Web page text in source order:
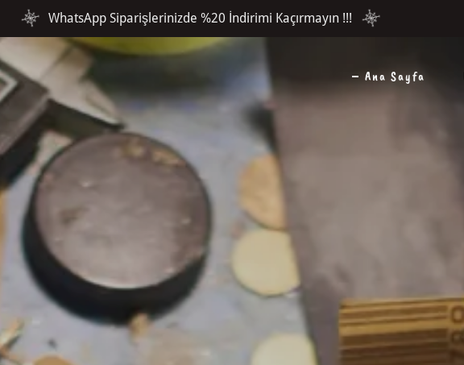
WhatsApp Siparişlerinizde %20 İndirimi Kaçırmayın !!!
Ana Sayfa